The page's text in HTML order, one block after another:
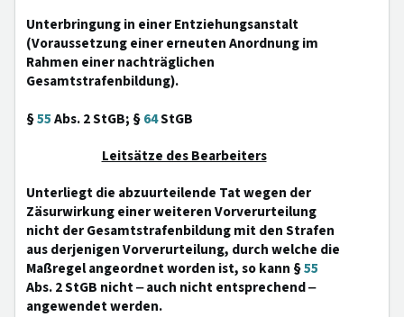
Unterbringung in einer Entziehungsanstalt
(Voraussetzung einer erneuten Anordnung im
Rahmen einer nachträglichen
Gesamtstrafenbildung).
§55Abs. 2 StGB; §64StGB
Leitsätze des Bearbeiters
Unterliegt die abzuurteilende Tat wegen der
Zäsurwirkung einer weiteren Vorverurteilung
nicht der Gesamtstrafenbildung mit den Strafen
aus derjenigen Vorverurteilung, durch welche die
Maßregel angeordnet worden ist, so kann §55
Abs. 2 StGB nicht ‒ auch nicht entsprechend ‒
angewendet werden.